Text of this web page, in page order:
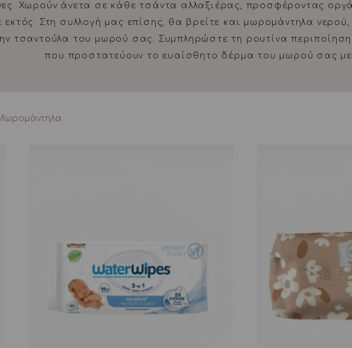
Χωρούν άνετα σε κάθε τσάντα αλλαξιέρας, προσφέροντας
εκτός. Στη συλλογή μας επίσης, θα βρείτε και μωρομάντηλα
τσαντούλα του μωρού σας. Συμπληρώστε τη ρουτίνα
που προστατεύουν το ευαίσθητο δέρμα του μωρού σας